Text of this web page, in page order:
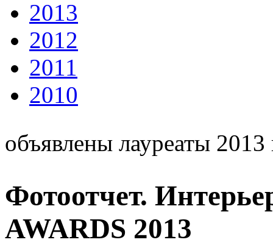
2013
2012
2011
2010
объявлены лауреаты 2013
Фотоотчет.
AWARDS 2013